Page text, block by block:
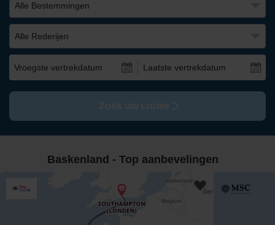
Alle Bestemmingen
Alle Rederijen
Vroegste vertrekdatum Laatste vertrekdatum
Baskenland - Top aanbevelingen